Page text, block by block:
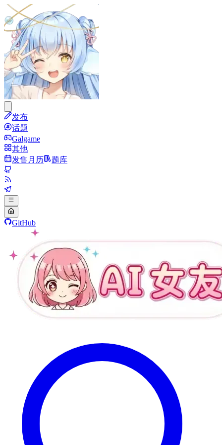
发布
话题
Galgame
其他
发售月历
题库
GitHub